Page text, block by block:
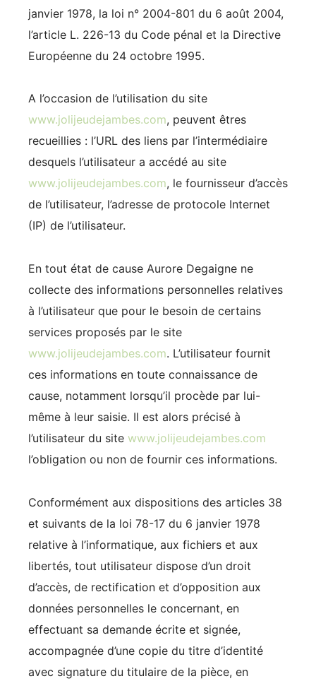
janvier 1978, la loi n° 2004-801 du 6 août 2004,
l’article L. 226-13 du Code pénal et la Directive
Européenne du 24 octobre 1995.
A l’occasion de l’utilisation du site
www.jolijeudejambes.com, peuvent êtres
recueillies : l’URL des liens par l’intermédiaire
desquels l’utilisateur a accédé au site
www.jolijeudejambes.com, le fournisseur d’accès
de l’utilisateur, l’adresse de protocole Internet
(IP) de l’utilisateur.
En tout état de cause Aurore Degaigne ne
collecte des informations personnelles relatives
à l’utilisateur que pour le besoin de certains
services proposés par le site
www.jolijeudejambes.com. L’utilisateur fournit
ces informations en toute connaissance de
cause, notamment lorsqu’il procède par lui-
même à leur saisie. Il est alors précisé à
l’utilisateur du site www.jolijeudejambes.com
l’obligation ou non de fournir ces informations.
Conformément aux dispositions des articles 38
et suivants de la loi 78-17 du 6 janvier 1978
relative à l’informatique, aux fichiers et aux
libertés, tout utilisateur dispose d’un droit
d’accès, de rectification et d’opposition aux
données personnelles le concernant, en
effectuant sa demande écrite et signée,
accompagnée d’une copie du titre d’identité
avec signature du titulaire de la pièce, en